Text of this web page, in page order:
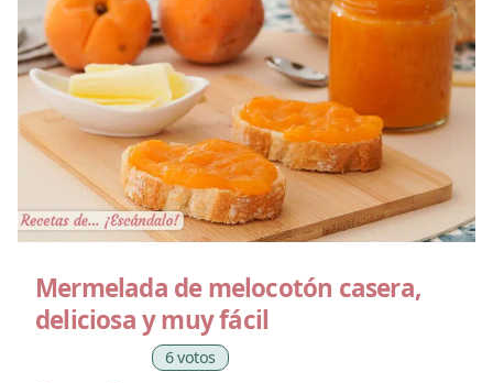
Mermelada de melocotón casera,
deliciosa y muy fácil
6 votos